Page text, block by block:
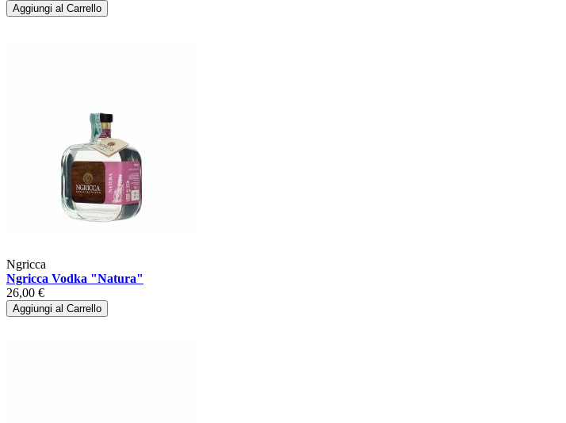
Aggiungi al Carrello
Ngricca
Ngricca Vodka "Natura"
26,00 €
Aggiungi al Carrello